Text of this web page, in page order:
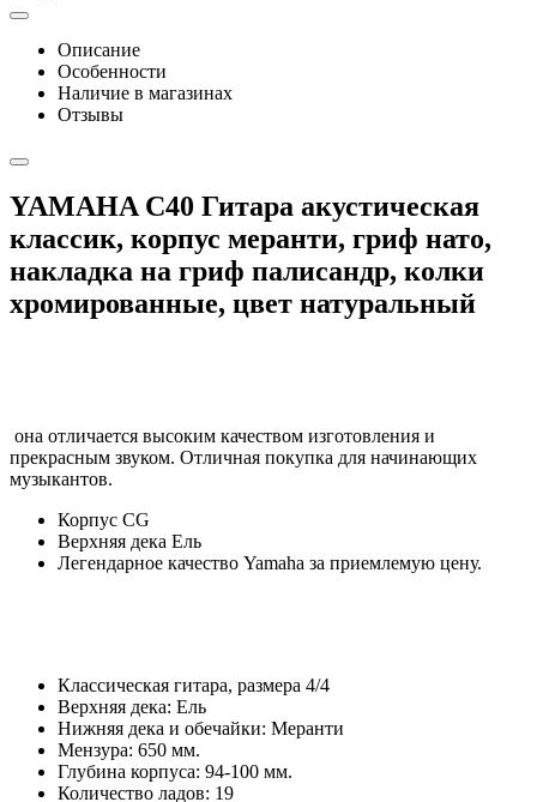
Описание
Особенности
Наличие в магазинах
Отзывы
YAMAHA C40 Гитара акустическая
классик, корпус меранти, гриф нато,
накладка на гриф палисандр, колки
хромированные, цвет натуральный
она отличается высоким качеством изготовления и
прекрасным звуком. Отличная покупка для начинающих
музыкантов.
Корпус CG
Верхняя дека Ель
Легендарное качество Yamaha за приемлемую цену.
Классическая гитара, размера 4/4
Верхняя дека: Ель
Нижняя дека и обечайки: Меранти
Мензура: 650 мм.
Глубина корпуса: 94-100 мм.
Количество ладов: 19